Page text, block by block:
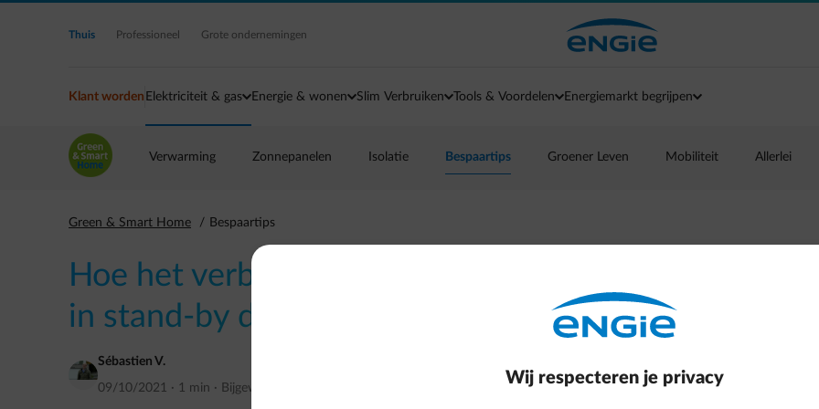
Ga naar de hoofdinhoud
Thuis Professioneel Grote ondernemingen
Klant worden Elektriciteit & gas Energie & wonen Slim Verbruiken Tools & Voordelen Energiemarkt begrijpen
Verwarming Zonnepanelen Isolatie Bespaartips Groener Leven Mobiliteit Allerlei
Green & Smart Home Bespaartips
Hoe het verbruik van elektrische toestellen
in stand-by drukken?
Sébastien V.
09/10/2021 · 1 min · Bijgewerkt op
Wij respecteren je privacy